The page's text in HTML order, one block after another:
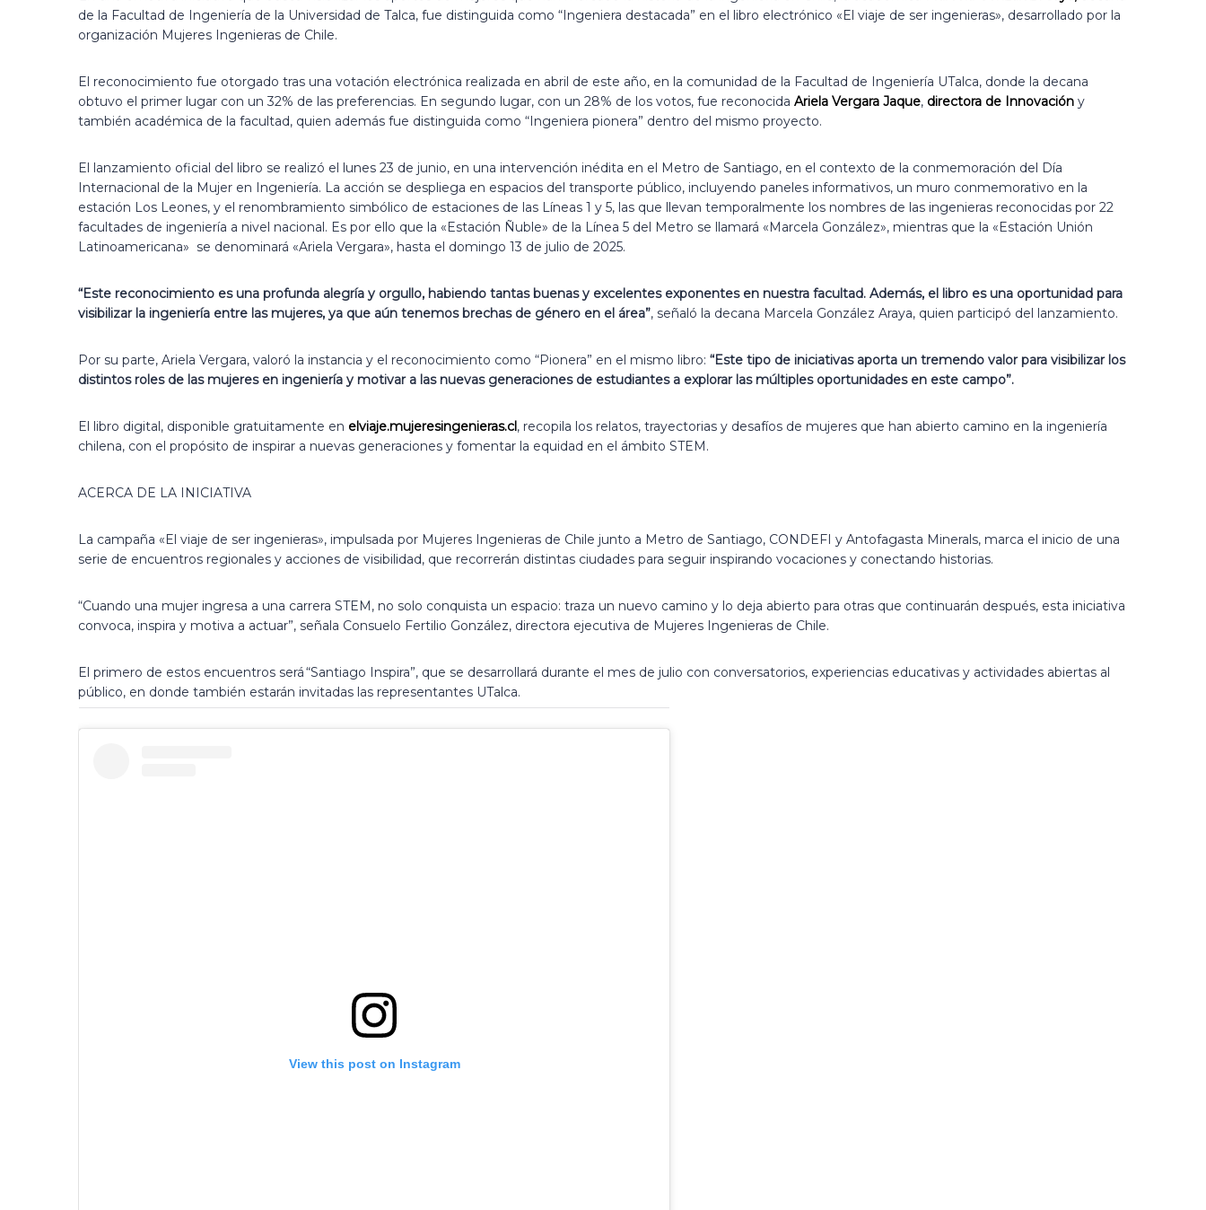
de la Facultad de Ingeniería de la Universidad de Talca, fue distinguida como “Ingeniera destacada” en el libro electrónico «El viaje de ser ingenieras», desarrollado por la
organización Mujeres Ingenieras de Chile.
El reconocimiento fue otorgado tras una votación electrónica realizada en abril de este año, en la comunidad de la Facultad de Ingeniería UTalca, donde la decana
obtuvo el primer lugar con un 32% de las preferencias. En segundo lugar, con un 28% de los votos, fue reconocida Ariela Vergara Jaque, directora de Innovación y
también académica de la facultad, quien además fue distinguida como “Ingeniera pionera” dentro del mismo proyecto.
El lanzamiento oficial del libro se realizó el lunes 23 de junio, en una intervención inédita en el Metro de Santiago, en el contexto de la conmemoración del Día
Internacional de la Mujer en Ingeniería. La acción se despliega en espacios del transporte público, incluyendo paneles informativos, un muro conmemorativo en la
estación Los Leones, y el renombramiento simbólico de estaciones de las Líneas 1 y 5, las que llevan temporalmente los nombres de las ingenieras reconocidas por 22
facultades de ingeniería a nivel nacional. Es por ello que la «Estación Ñuble» de la Línea 5 del Metro se llamará «Marcela González», mientras que la «Estación Unión
Latinoamericana» se denominará «Ariela Vergara», hasta el domingo 13 de julio de 2025.
“Este reconocimiento es una profunda alegría y orgullo, habiendo tantas buenas y excelentes exponentes en nuestra facultad. Además, el libro es una oportunidad para
visibilizar la ingeniería entre las mujeres, ya que aún tenemos brechas de género en el área”, señaló la decana Marcela González Araya, quien participó del lanzamiento.
Por su parte, Ariela Vergara, valoró la instancia y el reconocimiento como “Pionera” en el mismo libro: “Este tipo de iniciativas aporta un tremendo valor para visibilizar los
distintos roles de las mujeres en ingeniería y motivar a las nuevas generaciones de estudiantes a explorar las múltiples oportunidades en este campo”.
El libro digital, disponible gratuitamente en elviaje.mujeresingenieras.cl, recopila los relatos, trayectorias y desafíos de mujeres que han abierto camino en la ingeniería
chilena, con el propósito de inspirar a nuevas generaciones y fomentar la equidad en el ámbito STEM.
ACERCA DE LA INICIATIVA
La campaña «El viaje de ser ingenieras», impulsada por Mujeres Ingenieras de Chile junto a Metro de Santiago, CONDEFI y Antofagasta Minerals, marca el inicio de una
serie de encuentros regionales y acciones de visibilidad, que recorrerán distintas ciudades para seguir inspirando vocaciones y conectando historias.
“Cuando una mujer ingresa a una carrera STEM, no solo conquista un espacio: traza un nuevo camino y lo deja abierto para otras que continuarán después, esta iniciativa
convoca, inspira y motiva a actuar”, señala Consuelo Fertilio González, directora ejecutiva de Mujeres Ingenieras de Chile.
El primero de estos encuentros será “Santiago Inspira”, que se desarrollará durante el mes de julio con conversatorios, experiencias educativas y actividades abiertas al
público, en donde también estarán invitadas las representantes UTalca.
View this post on Instagram